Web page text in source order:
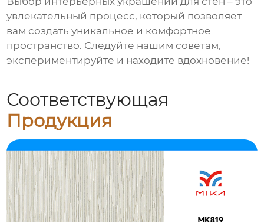
увлекательный процесс, который позволяет
вам создать уникальное и комфортное
пространство. Следуйте нашим советам,
экспериментируйте и находите вдохновение!
Соответствующая
Продукция